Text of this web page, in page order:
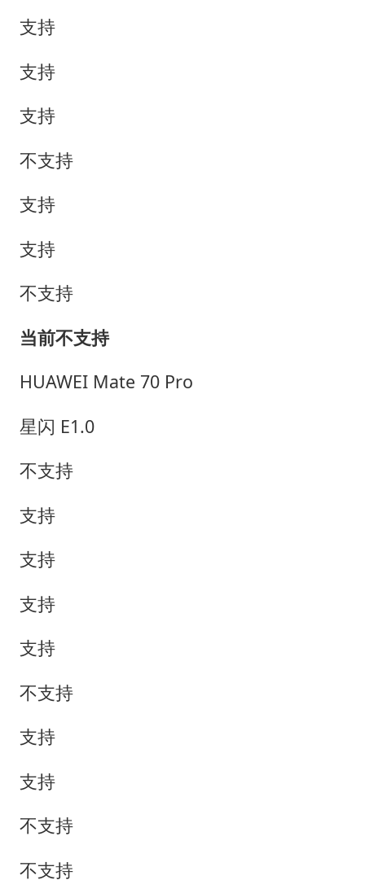
支持
支持
支持
不支持
支持
支持
不支持
当前不支持
HUAWEI Mate 70 Pro
星闪 E1.0
不支持
支持
支持
支持
支持
不支持
支持
支持
不支持
不支持